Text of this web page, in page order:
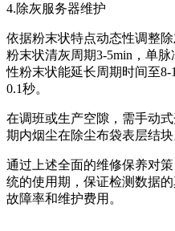
4.除灰服务器维护
依据粉末状特点动态性调整
粉末状清灰周期3-5min，单
性粉末状能延长周期时间至8-
0.1秒。
在调班或生产空隙，需手动
期内烟尘在除尘布袋表层结块
通过上述全面的维修保养对
统的使用期，保证检测数据
故障率和维护费用。